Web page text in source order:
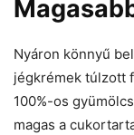
Nyáron könnyű
jégkrémek túlzott
100%-os
magas a